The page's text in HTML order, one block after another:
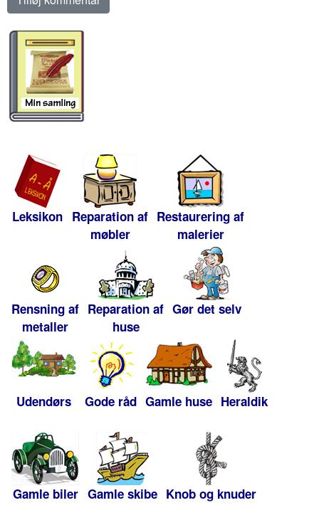
Leksikon Reparation af
møbler
Restaurering af
malerier
Rensning af
metaller
Reparation af
huse
Gør det selv
Udendørs Gode råd Gamle huse Heraldik
Gamle biler Gamle skibe Knob og knuder